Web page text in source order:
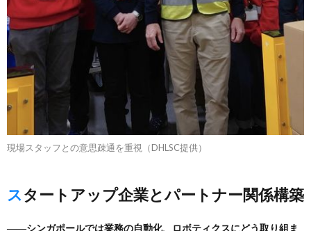
現場スタッフとの意思疎通を重視（DHLSC提供）
スタートアップ企業とパートナー関係構築
――シンガポールでは業務の自動化、ロボティクスにどう取り組ま